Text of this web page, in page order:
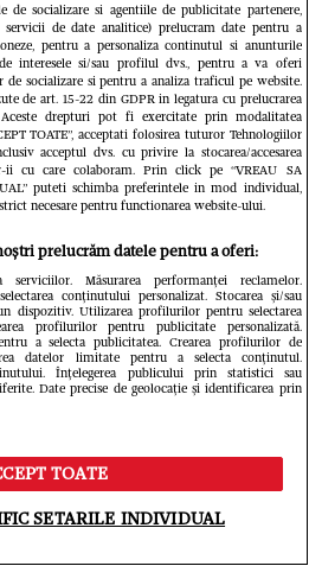
cu deficiență de
România la
de frumusețe:
doar atunci când
noastre”
de socializare si agentiile de publicitate partenere,
de date analitice) prelucram date pentru a
pentru a personaliza continutul si anunturile
interesele si/sau profilul dvs., pentru a va oferi
socializare si pentru a analiza traficul pe website.
de art. 15-22 din GDPR in legatura cu prelucrarea
drepturi pot fi exercitate prin modalitatea
TOATE”, acceptati folosirea tuturor Tehnologiilor
acceptul dvs. cu privire la stocarea/accesarea
ii cu care colaboram. Prin click pe “VREAU SA
puteti schimba preferintele in mod individual,
necesare pentru functionarea website-ului.
prelucrăm datele pentru a oferi:
serviciilor. Măsurarea performanței reclamelor.
conținutului personalizat. Stocarea și/sau
dispozitiv. Utilizarea profilurilor pentru selectarea
profilurilor pentru publicitate personalizată.
a selecta publicitatea. Crearea profilurilor de
datelor limitate pentru a selecta conținutul.
Înțelegerea publicului prin statistici sau
Date precise de geolocație și identificarea prin
TOATE
SETARILE INDIVIDUAL